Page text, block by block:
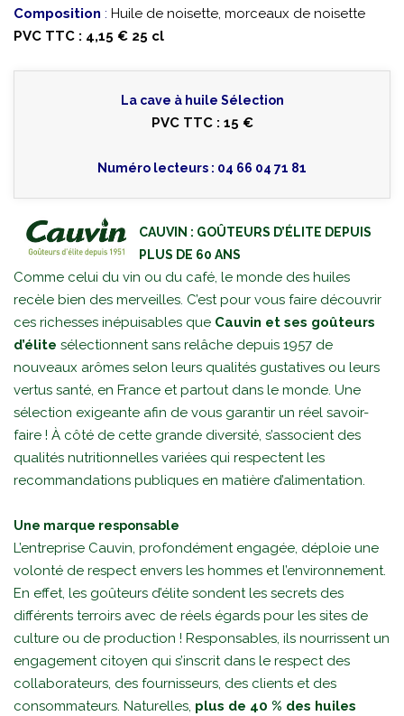
Composition : Huile de noisette, morceaux de noisette
PVC TTC : 4,15 € 25 cl
La cave à huile Sélection
PVC TTC : 15 €
Numéro lecteurs : 04 66 04 71 81
CAUVIN : GOÛTEURS D’ÉLITE DEPUIS
PLUS DE 60 ANS
Comme celui du vin ou du café, le monde des huiles
recèle bien des merveilles. C’est pour vous faire découvrir
ces richesses inépuisables que Cauvin et ses goûteurs
d’élite sélectionnent sans relâche depuis 1957 de
nouveaux arômes selon leurs qualités gustatives ou leurs
vertus santé, en France et partout dans le monde. Une
sélection exigeante afin de vous garantir un réel savoir-
faire ! À côté de cette grande diversité, s’associent des
qualités nutritionnelles variées qui respectent les
recommandations publiques en matière d’alimentation.
Une marque responsable
L’entreprise Cauvin, profondément engagée, déploie une
volonté de respect envers les hommes et l’environnement.
En effet, les goûteurs d’élite sondent les secrets des
différents terroirs avec de réels égards pour les sites de
culture ou de production ! Responsables, ils nourrissent un
engagement citoyen qui s’inscrit dans le respect des
collaborateurs, des fournisseurs, des clients et des
consommateurs. Naturelles, plus de 40 % des huiles